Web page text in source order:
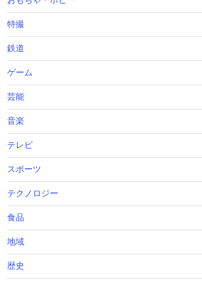
特撮
鉄道
ゲーム
芸能
音楽
テレビ
スポーツ
テクノロジー
食品
地域
歴史